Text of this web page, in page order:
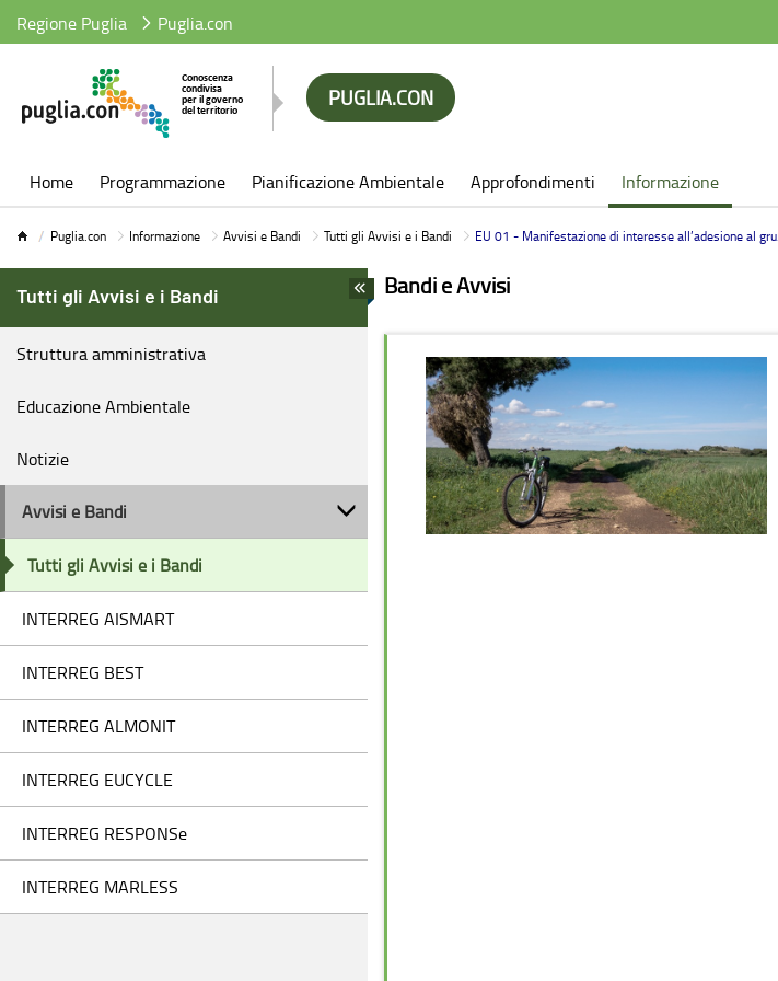
Regione Puglia Puglia.con
PUGLIA.CON
Home Programmazione Pianificazione Ambientale Approfondimenti Informazione
Puglia.con Informazione Avvisi e Bandi Tutti gli Avvisi e i Bandi EU 01 - Manifestazione di interesse all’adesione al gruppo locale degli stakeholder e all’individuazione di buone pratiche nell’ambito della mobilità ciclistica
Tutti gli Avvisi e i Bandi
Struttura amministrativa
Educazione Ambientale
Notizie
Avvisi e Bandi
Tutti gli Avvisi e i Bandi
INTERREG AISMART
INTERREG BEST
INTERREG ALMONIT
INTERREG EUCYCLE
INTERREG RESPONSe
INTERREG MARLESS
Bandi e Avvisi